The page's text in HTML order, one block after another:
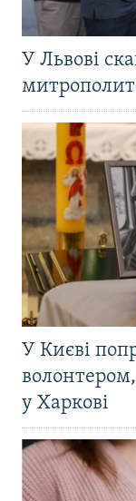
У Львові
У Києві
у Харкові